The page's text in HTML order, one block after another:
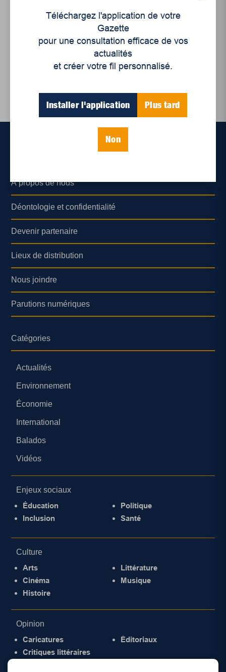
La vie au sein d’un
groupe musical, «
glamour » ou pas ?
Téléchargez l'application de votre
Gazette
pour une consultation efficace de vos
actualités
et créer votre fil personnalisé.
Installer l'application Plus tard
Non
À propos de nous
Déontologie et confidentialité
Devenir partenaire
Lieux de distribution
Nous joindre
Parutions numériques
Catégories
Actualités
Environnement
Économie
International
Balados
Vidéos
Enjeux sociaux
Éducation
Inclusion
Politique
Santé
Culture
Arts
Cinéma
Histoire
Littérature
Musique
Opinion
Caricatures
Critiques littéraires
Éditoriaux